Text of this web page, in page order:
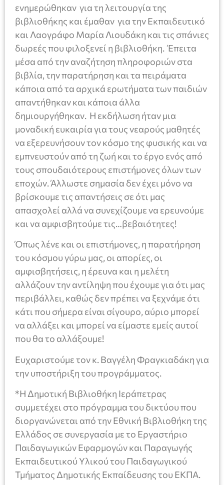
ενημερώθηκαν για τη λειτουργία της
βιβλιοθήκης και έμαθαν για την Εκπαιδευτικό
και Λαογράφο Μαρία Λιουδάκη και τις σπάνιες
δωρεές που φιλοξενεί η βιβλιοθήκη. Έπειτα
μέσα από την αναζήτηση πληροφοριών στα
βιβλία, την παρατήρηση και τα πειράματα
κάποια από τα αρχικά ερωτήματα των παιδιών
απαντήθηκαν και κάποια άλλα
δημιουργήθηκαν. Η εκδήλωση ήταν μια
μοναδική ευκαιρία για τους νεαρούς μαθητές
να εξερευνήσουν τον κόσμο της φυσικής και να
εμπνευστούν από τη ζωή και το έργο ενός από
τους σπουδαιότερους επιστήμονες όλων των
εποχών. Άλλωστε σημασία δεν έχει μόνο να
βρίσκουμε τις απαντήσεις σε ότι μας
απασχολεί αλλά να συνεχίζουμε να ερευνούμε
και να αμφισβητούμε τις…βεβαιότητες!
Όπως λένε και οι επιστήμονες, η παρατήρηση
του κόσμου γύρω μας, οι απορίες, οι
αμφισβητήσεις, η έρευνα και η μελέτη
αλλάζουν την αντίληψη που έχουμε για ότι μας
περιβάλλει, καθώς δεν πρέπει να ξεχνάμε ότι
κάτι που σήμερα είναι σίγουρο, αύριο μπορεί
να αλλάξει και μπορεί να είμαστε εμείς αυτοί
που θα το αλλάξουμε!
Ευχαριστούμε τον κ. Βαγγέλη Φραγκιαδάκη για
την υποστήριξη του προγράμματος.
*Η Δημοτική Βιβλιοθήκη Ιεράπετρας
συμμετέχει στο πρόγραμμα του δικτύου που
διοργανώνεται από την Εθνική Βιβλιοθήκη της
Ελλάδος σε συνεργασία με το Εργαστήριο
Παιδαγωγικών Εφαρμογών και Παραγωγής
Εκπαιδευτικού Υλικού του Παιδαγωγικού
Τμήματος Δημοτικής Εκπαίδευσης του ΕΚΠΑ.